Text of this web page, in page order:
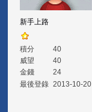
新手上路
積分
40
威望
40
金錢
24
最後登錄 2013-10-20